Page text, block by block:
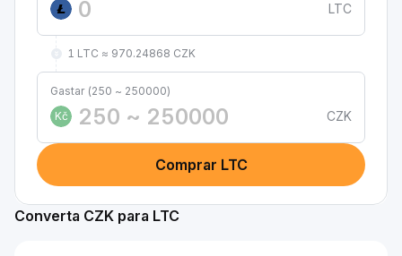
LTC
1 LTC ≈ 970.24868 CZK
Gastar (250 ~ 250000)
Kč
CZK
Comprar LTC
Converta CZK para LTC